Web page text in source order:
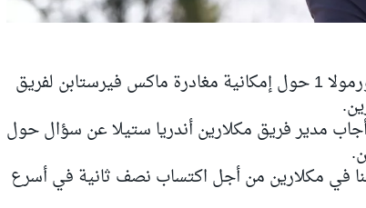
تستمر الشائعات في الانتشار داخل أروقة الفورمولا 1 حول إمكانية مغادرة ماكس فيرستابن لفريق
مدير فريق مكلارين أندريا ستيلا عن سؤال حول
في مكلارين من أجل اكتساب نصف ثانية في أسرع